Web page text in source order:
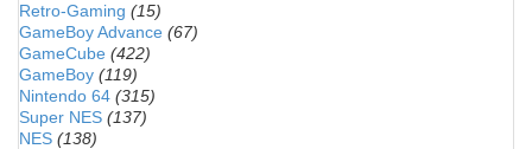
Retro-Gaming (15)
GameBoy Advance (67)
GameCube (422)
GameBoy (119)
Nintendo 64 (315)
Super NES (137)
NES (138)